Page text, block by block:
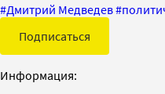
#Дмитрий Медведев#
Подписаться
Информация: